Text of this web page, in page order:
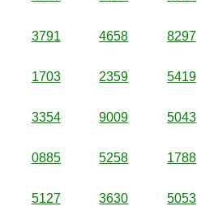
3791 4658 8297
1703 2359 5419
3354 9009 5043
0885 5258 1788
5127 3630 5053